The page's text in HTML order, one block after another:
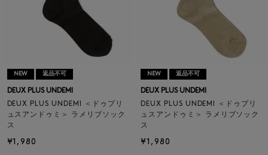
NEW 返品不可
DEUX PLUS UNDEMI
DEUX PLUS UNDEMI ＜ドゥプリ
ュスアンドゥミ＞ ラメリブソック
ス
¥1,980
NEW 返品不可
DEUX PLUS UNDEMI
DEUX PLUS UNDEMI ＜ドゥプリ
ュスアンドゥミ＞ ラメリブソック
ス
¥1,980